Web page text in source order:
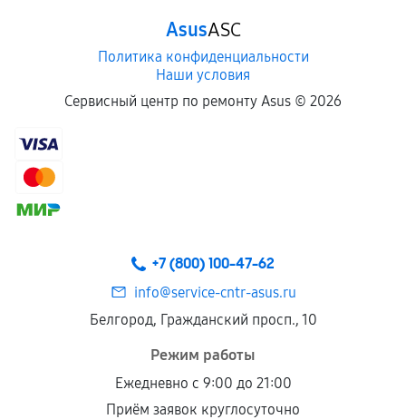
AsusASC
Политика конфиденциальности
Наши условия
Сервисный центр по ремонту Asus © 2026
+7 (800) 100-47-62
info@service-cntr-asus.ru
Белгород, Гражданский просп., 10
Режим работы
Ежедневно с 9:00 до 21:00
Приём заявок круглосуточно